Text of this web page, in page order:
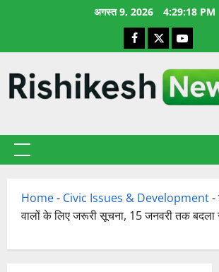
अगस्त 9, 2026 4:29:19 PM
Facebook
X YouTube
प्राथमिक
Home- Civic Issues & Development-
वालों के लिए जरूरी सूचना, 15 जनवरी तक बदला